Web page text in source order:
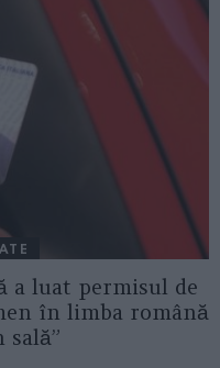
a luat permisul de
în limba română